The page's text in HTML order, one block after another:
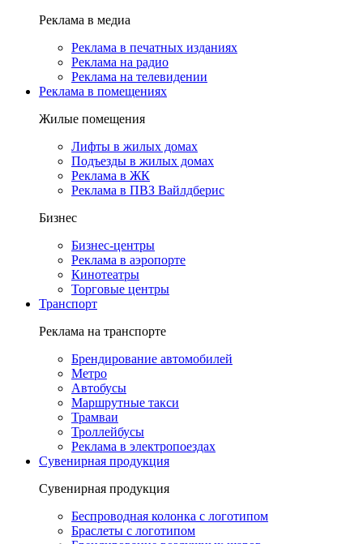
Реклама в медиа
Реклама в печатных изданиях
Реклама на радио
Реклама на телевидении
Реклама в помещениях
Жилые помещения
Лифты в жилых домах
Подъезды в жилых домах
Реклама в ЖК
Реклама в ПВЗ Вайлдберис
Бизнес
Бизнес-центры
Реклама в аэропорте
Кинотеатры
Торговые центры
Транспорт
Реклама на транспорте
Брендирование автомобилей
Метро
Автобусы
Маршрутные такси
Трамваи
Троллейбусы
Реклама в электропоездах
Сувенирная продукция
Сувенирная продукция
Беспроводная колонка с логотипом
Браслеты с логотипом